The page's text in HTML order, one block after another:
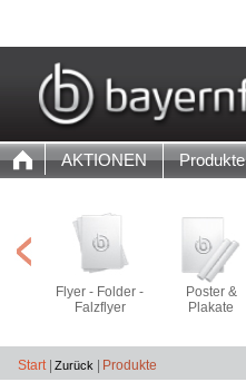
AKTIONEN Produkte
Flyer - Folder -
Falzflyer
Poster &
Plakate
Start| Produkte